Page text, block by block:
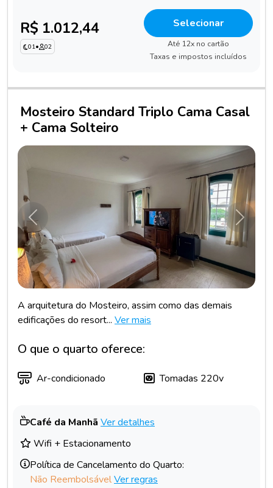
R$ 1.012,44
01• 02
Selecionar
Até 12x no cartão
Taxas e impostos incluídos
Mosteiro Standard Triplo Cama Casal
+ Cama Solteiro
Anterior
A arquitetura do Mosteiro, assim como das demais
edificações do resort... Ver mais
O que o quarto oferece:
Ar-condicionado Tomadas 220v
Café da Manhã Ver detalhes
Wifi + Estacionamento
Política de Cancelamento do Quarto:
Não ReembolsávelVer regras